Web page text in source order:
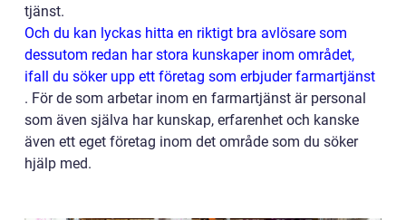
tjänst.
Och du kan lyckas hitta en riktigt bra avlösare som
dessutom redan har stora kunskaper inom området,
ifall du söker upp ett företag som erbjuder farmartjänst
. För de som arbetar inom en farmartjänst är personal
som även själva har kunskap, erfarenhet och kanske
även ett eget företag inom det område som du söker
hjälp med.